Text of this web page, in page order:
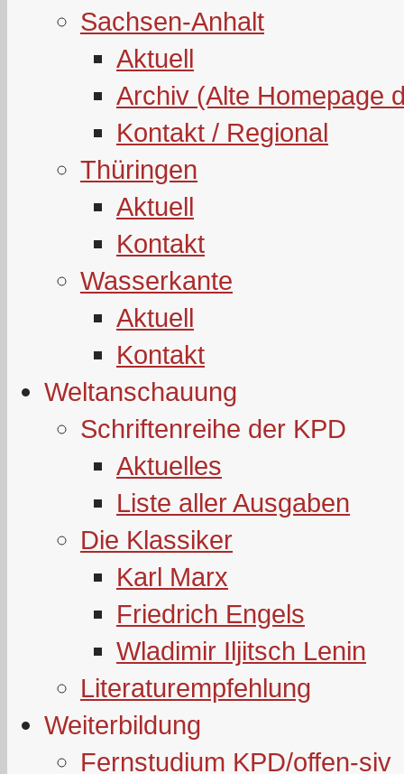
Sachsen-Anhalt
Aktuell
Archiv (Alte Homepage
Kontakt / Regional
Thüringen
Aktuell
Kontakt
Wasserkante
Aktuell
Kontakt
Weltanschauung
Schriftenreihe der KPD
Aktuelles
Liste aller Ausgaben
Die Klassiker
Karl Marx
Friedrich Engels
Wladimir Iljitsch Lenin
Literaturempfehlung
Weiterbildung
Fernstudium KPD/offen-siv